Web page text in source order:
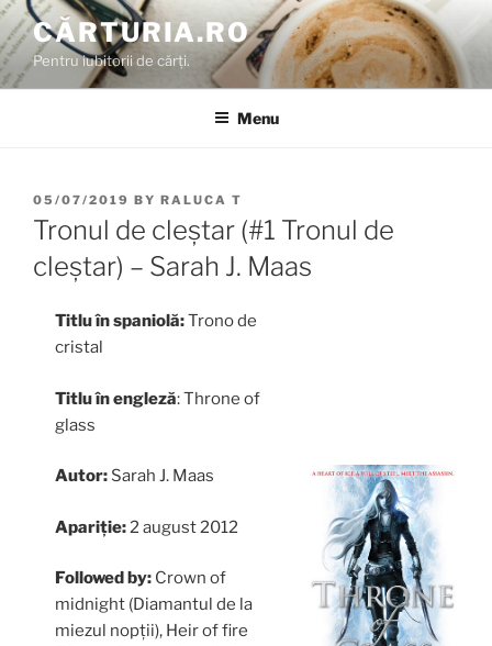
Skip
to
content
CĂRTURIA.RO
Pentru iubitorii de cărți.
Menu
POSTED
ON
05/07/2019 BY RALUCA T
Tronul de cleștar (#1 Tronul de
cleștar) – Sarah J. Maas
Titlu în spaniolă:Trono de
cristal
Titlu în engleză: Throne of
glass
Autor:Sarah J. Maas
Apariție:2 august 2012
Followed by: Crown of
midnight (Diamantul de la
miezul nopții), Heir of fire